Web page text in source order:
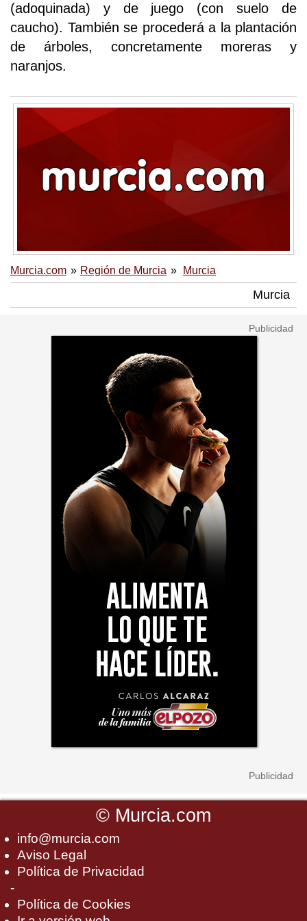
(adoquinada) y de juego (con suelo de
caucho). También se procederá a la plantación
de árboles, concretamente moreras y
naranjos.
Murcia.com Región de Murcia Murcia
Murcia
© Murcia.com
info@murcia.com
Aviso Legal
Política de Privacidad
-
Política de Cookies